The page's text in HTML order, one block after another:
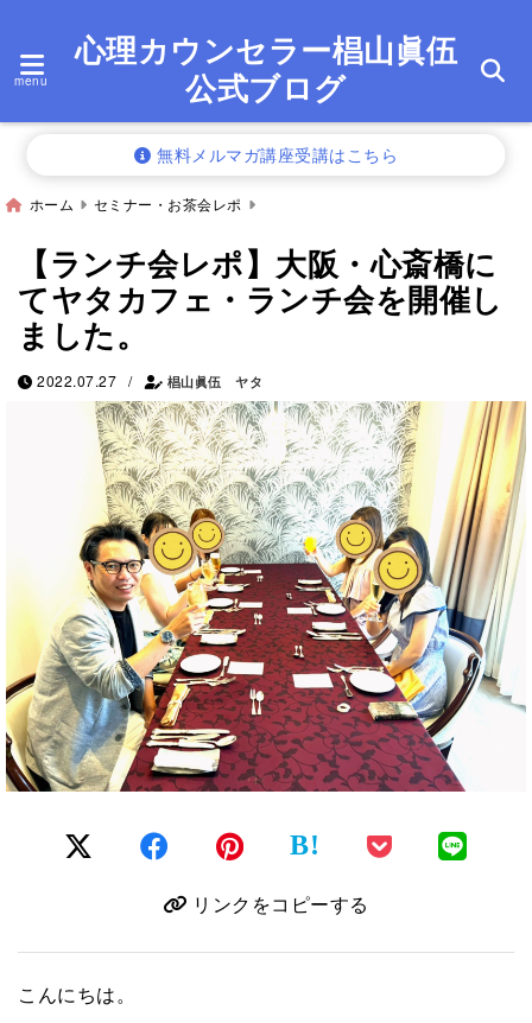
menu
心理カウンセラー椙山眞伍
公式ブログ
無料メルマガ講座受講はこちら
ホーム セミナー・お茶会レポ
【ランチ会レポ】大阪・心斎橋に
てヤタカフェ・ランチ会を開催し
ました。
2022.07.27 / 椙山眞伍 ヤタ
B!
リンクをコピーする
こんにちは。